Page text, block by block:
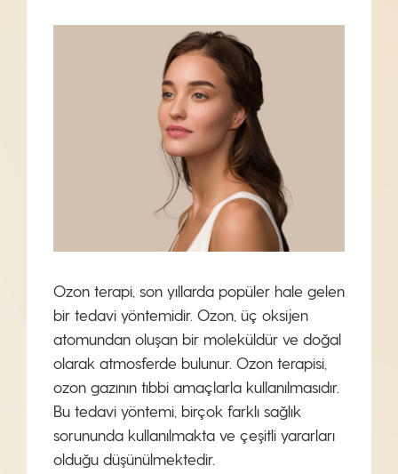
Ozon terapi, son yıllarda popüler hale gelen
bir tedavi yöntemidir. Ozon, üç oksijen
atomundan oluşan bir moleküldür ve doğal
olarak atmosferde bulunur. Ozon terapisi,
ozon gazının tıbbi amaçlarla kullanılmasıdır.
Bu tedavi yöntemi, birçok farklı sağlık
sorununda kullanılmakta ve çeşitli yararları
olduğu düşünülmektedir.